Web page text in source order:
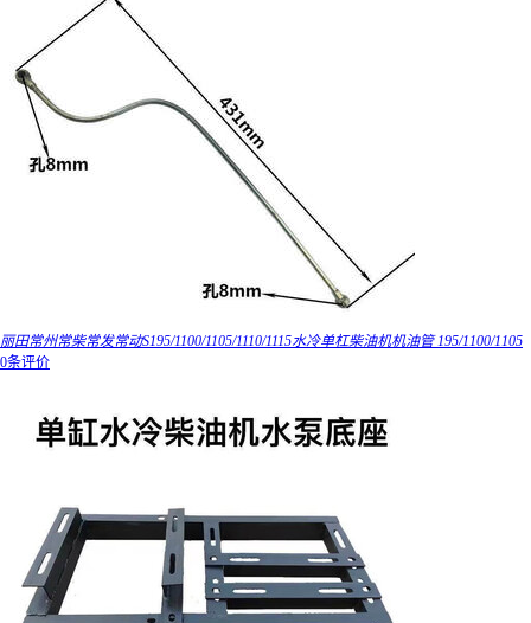
丽田常州常柴常发常动S195/1100/1105/1110/1115水冷单杠柴油机机油管 195/1100/1105
0条评价